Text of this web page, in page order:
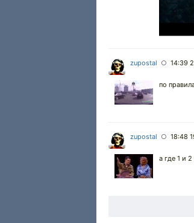
zupostal ○ 14:39
по
zupostal ○ 18:48
а где 1 и 2